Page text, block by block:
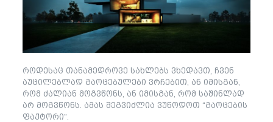
როდესაც თანამედროვე სახლებს ვხედავთ, ჩვენ
აუცილებლად გაოცებულები ვრჩებით, ან იმისგან,
რომ ძალიან მოგვწონს, ან იმისგან, რომ საშინლად
არ მოგვწონს. ამას შეგვიძლია ვუწოდოთ “გაოცების
ფაქტორი”.